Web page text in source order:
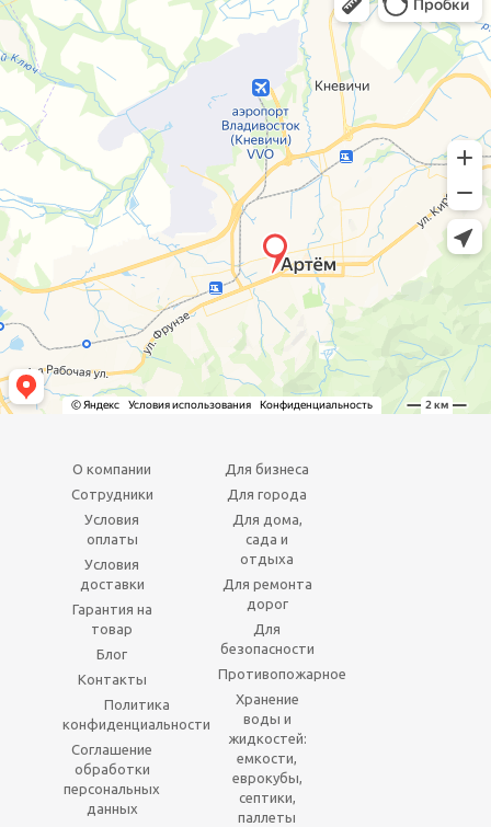
О компании
Сотрудники
Условия
оплаты
Условия
доставки
Гарантия на
товар
Блог
Контакты
Политика
конфиденциальности
Соглашение
обработки
персональных
данных
Для бизнеса
Для города
Для дома,
сада и
отдыха
Для ремонта
дорог
Для
безопасности
Противопожарное
Хранение
воды и
жидкостей:
емкости,
еврокубы,
септики,
паллеты